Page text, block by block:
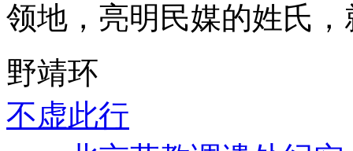
领地，亮明民媒的姓氏
野靖环
不虚此行